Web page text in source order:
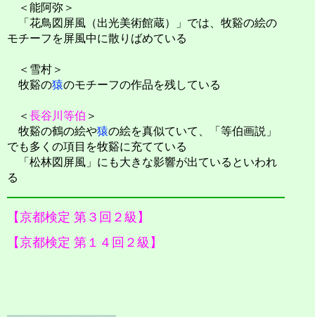
＜能阿弥＞
「花鳥図屏風（出光美術館蔵）」では、牧谿の絵の
モチーフを屏風中に散りばめている
＜雪村＞
牧谿の猿のモチーフの作品を残している
＜ 長谷川等伯 ＞
牧谿の鶴の絵や猿の絵を真似ていて、「等伯画説」
でも多くの項目を牧谿に充てている
「松林図屏風」にも大きな影響が出ているといわれ
る
【京都検定 第３回２級】
【京都検定 第１４回２級】